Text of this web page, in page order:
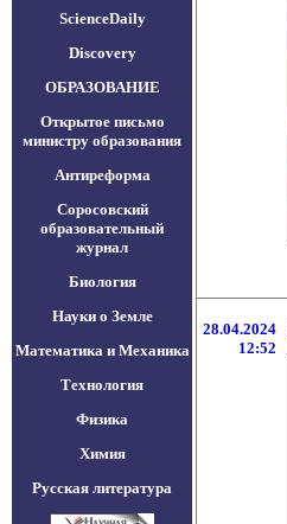
ScienceDaily
Discovery
ОБРАЗОВАНИЕ
Открытое письмо
министру образования
Антиреформа
Соросовский
образовательный
журнал
Биология
Науки о Земле
Математика и Механика
Технология
Физика
Химия
Русская литература
28.04.2024
12:52